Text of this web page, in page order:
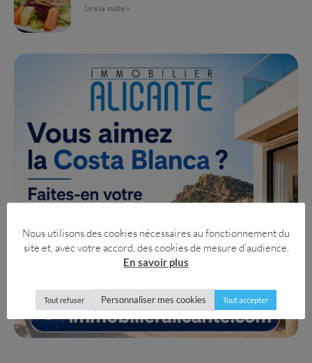
Lire la suite »
Nous utilisons des cookies nécessaires au fonctionnement du
site et, avec votre accord, des cookies de mesure d’audience.
En savoir plus
Tout refuser Personnaliser mes cookies Tout accepter